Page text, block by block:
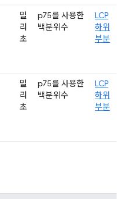
밀
리
초
p75를 사용한
백분위수
LCP
하위
부분
밀
리
초
p75를 사용한
백분위수
LCP
하위
부분